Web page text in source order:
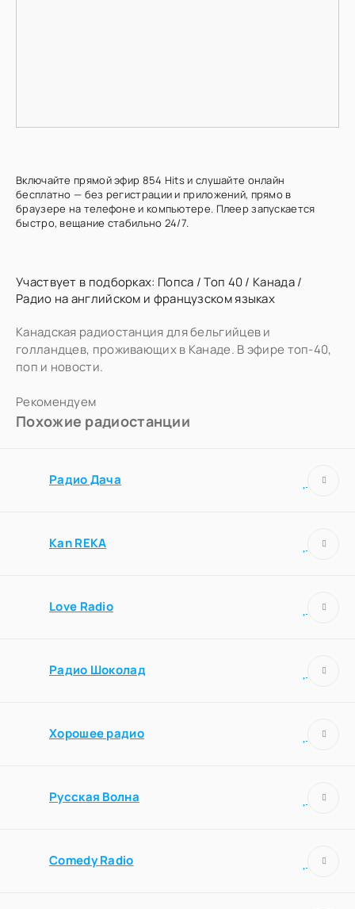
Включайте прямой эфир 854 Hits и слушайте онлайн
бесплатно — без регистрации и приложений, прямо в
браузере на телефоне и компьютере. Плеер запускается
быстро, вещание стабильно 24/7.
Участвует в подборках: Попса /Топ 40 / Канада/
Радио на английском и французском языках
Канадская радиостанция для бельгийцев и
голландцев, проживающих в Канаде. В эфире топ-40,
поп и новости.
Рекомендуем
Похожие радиостанции
Радио Дача
Kan REKA
Love Radio
Радио Шоколад
Хорошее радио
Русская Волна
Comedy Radio